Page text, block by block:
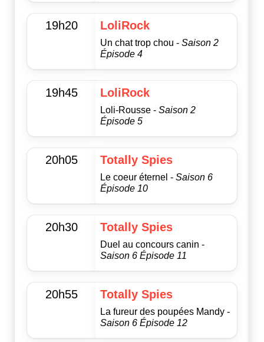
19h20 LoliRock
Un chat trop chou - Saison 2
Épisode 4
19h45 LoliRock
Loli-Rousse - Saison 2
Épisode 5
20h05 Totally Spies
Le coeur éternel - Saison 6
Épisode 10
20h30 Totally Spies
Duel au concours canin -
Saison 6 Épisode 11
20h55 Totally Spies
La fureur des poupées Mandy -
Saison 6 Épisode 12